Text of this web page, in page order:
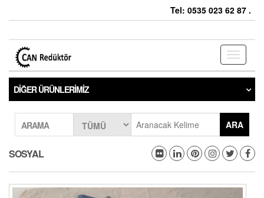
Tel: 0535 023 62 87 .
Toggle
DIĞER ÜRÜNLERIMIZ
ARAMA ARA
SOSYAL